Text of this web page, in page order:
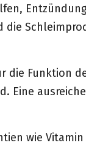
die Funktion
Eine
wie